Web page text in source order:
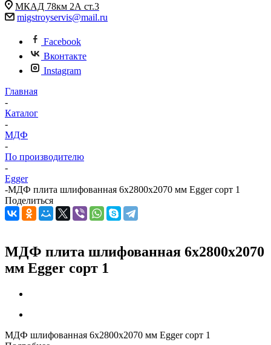
МКАД 78км 2А ст.3
migstroyservis@mail.ru
Facebook
Вконтакте
Instagram
Главная
-
Каталог
-
МДФ
-
По производителю
-
Egger
-МДФ плита шлифованная 6х2800х2070 мм Egger сорт 1
Поделиться
МДФ плита шлифованная 6х2800х2070
мм Egger сорт 1
МДФ шлифованная 6х2800х2070 мм Egger сорт 1